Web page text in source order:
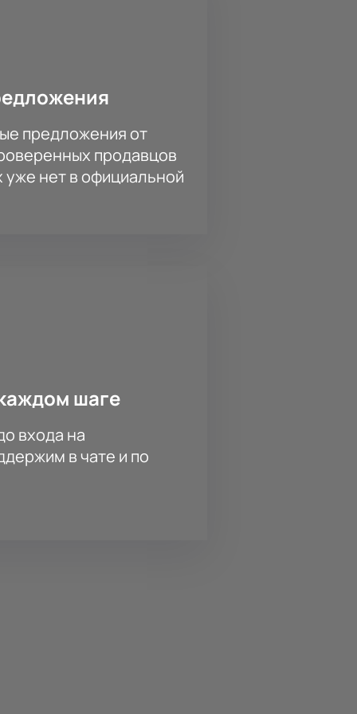
надежды и красоты. Купить
которые останутся с вами
предложения от
продавцов
нет в официальной
шаге
входа на
в чате и по